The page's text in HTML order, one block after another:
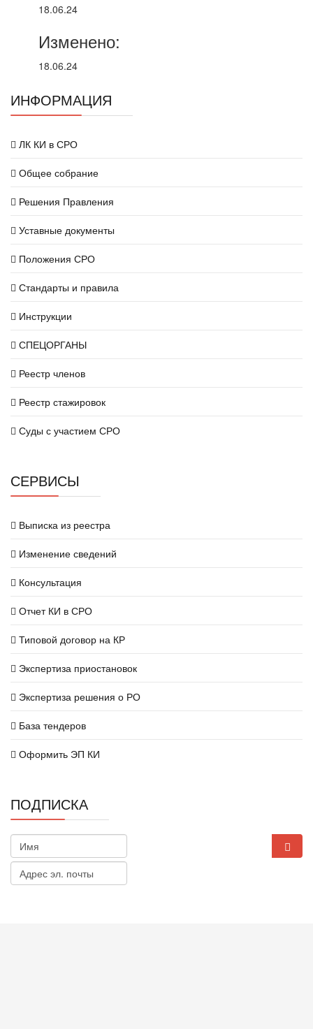
18.06.24
Изменено:
18.06.24
ИНФОРМАЦИЯ
ЛК КИ в СРО
Общее собрание
Решения Правления
Уставные документы
Положения СРО
Стандарты и правила
Инструкции
СПЕЦОРГАНЫ
Реестр членов
Реестр стажировок
Суды с участием СРО
СЕРВИСЫ
Выписка из реестра
Изменение сведений
Консультация
Отчет КИ в СРО
Типовой договор на КР
Экспертиза приостановок
Экспертиза решения о РО
База тендеров
Оформить ЭП КИ
ПОДПИСКА